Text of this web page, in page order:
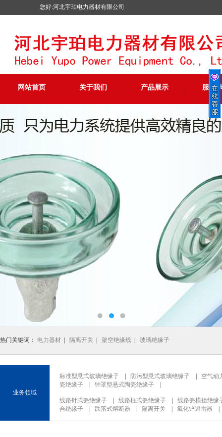
您好:河北宇珀电力器材有限公司
网站首页 关于我们 产品展示 服务
热门关键词： 电力器材 隔离开关 架空绝缘线 玻璃绝缘子
业务领域
标准型悬式玻璃绝缘子 防污型悬式玻璃绝缘子
空气动
瓷绝缘子
钟罩型悬式陶瓷绝缘子
线路针式瓷绝缘子 线路柱式瓷绝缘子
线路瓷横担绝缘
合绝缘子
跌落式熔断器 隔离开关 氧化锌避雷器